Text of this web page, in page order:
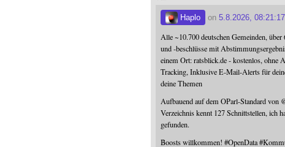
Haplo on5.8.2026, 08:21:17
Alle ~10.700 deutschen Gemeinden, über
und -beschlüsse mit
einem Ort: ratsblick.de - kostenlos, ohne
Tracking, Inklusive E-Mail-Alerts für
deine Themen
Aufbauend auf dem OParl-Standard von
Verzeichnis kennt 127 Schnittstellen, ich
gefunden.
Boosts willkommen!#OpenData #